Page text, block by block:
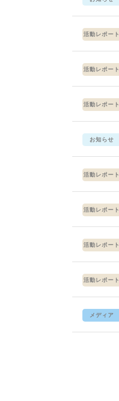
活動レポート
活動レポート
活動レポート
お知らせ
活動レポート
活動レポート
活動レポート
活動レポート
メディア